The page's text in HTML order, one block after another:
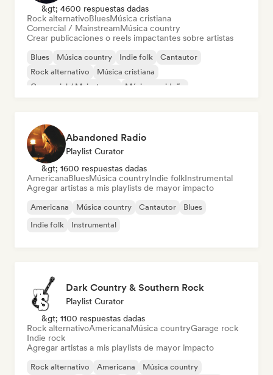
&gt; 4600 respuestas dadas
Rock alternativoBluesMúsica cristiana
Comercial / MainstreamMúsica country
Crear publicaciones o reels impactantes sobre artistas
Blues Música country Indie folk
Cantautor
Rock alternativo
Música cristiana
Comercial / Mainstream
Música navideña
Abandoned Radio
Playlist Curator
&gt; 1600 respuestas dadas
AmericanaBluesMúsica countryIndie folkInstrumental
Agregar artistas a mis playlists de mayor impacto
Americana Música country Cantautor
Blues
Indie folk
Instrumental
Dark Country & Southern Rock
Playlist Curator
&gt; 1100 respuestas dadas
Rock alternativoAmericanaMúsica countryGarage rock
Indie rock
Agregar artistas a mis playlists de mayor impacto
Rock alternativo Americana
Música country